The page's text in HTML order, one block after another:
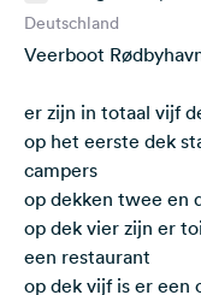
Deutschland
Veerboot
er zijn in totaal vijf
op het eerste dek
campers
op dekken twee en
op dek vier zijn er
een restaurant
op dek vijf is er een